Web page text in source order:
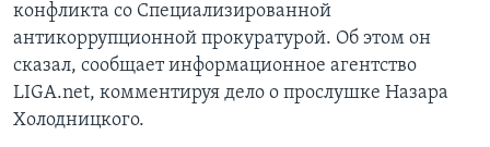
конфликта со Специализированной
антикоррупционной прокуратурой. Об этом он
сказал, сообщает информационное агентство
LIGA.net, комментируя дело о прослушке Назара
Холодницкого.